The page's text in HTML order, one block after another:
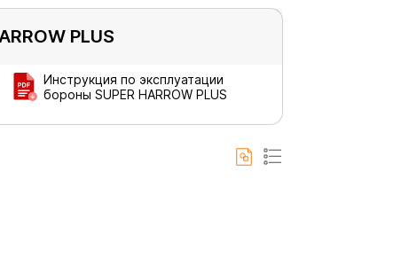
PLUS
Инструкция по эксплуатации
бороны SUPER HARROW PLUS